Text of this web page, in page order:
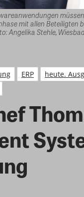
mit allen
Angelika Stehle,
ERP heute.